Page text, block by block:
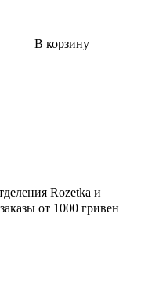
В корзину
Rozetka и
от 1000 гривен